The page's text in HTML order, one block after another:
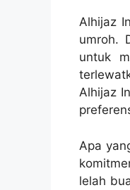
Alhijaz
umroh.
untuk
Alhijaz
Apa
lelah